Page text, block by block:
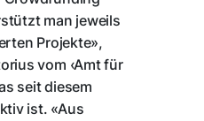
man jeweils
Projekte»,
vom ‹Amt für
seit diesem
ist. «Aus